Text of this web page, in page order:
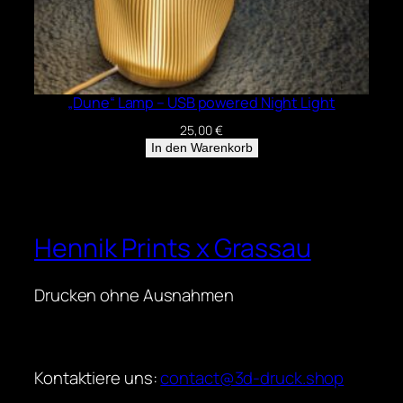
„Dune“ Lamp – USB powered Night Light
25,00€
In den Warenkorb
Hennik Prints x Grassau
Drucken ohne Ausnahmen
Kontaktiere uns:contact@3d-druck.shop